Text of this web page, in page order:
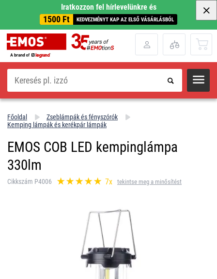
Iratkozzon fel hírlevelünkre és
1500 Ft KEDVEZMÉNYT KAP AZ ELSŐ VÁSÁRLÁSBÓL
Keresés
Főoldal
Zseblámpák és fényszórók
Kemping lámpák és kerékpár lámpák
EMOS COB LED kempinglámpa
330lm
Cikkszám P4006 7x tekintse meg a minősítést